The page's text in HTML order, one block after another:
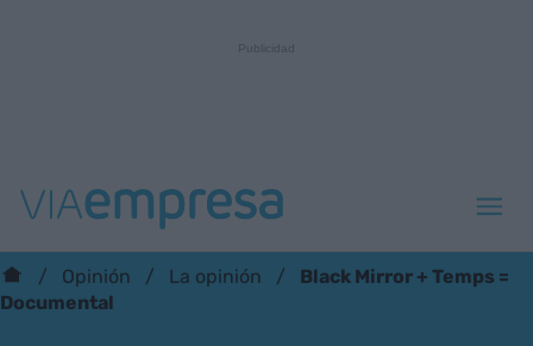
Opinión La opinión
Black Mirror + Temps =
Documental